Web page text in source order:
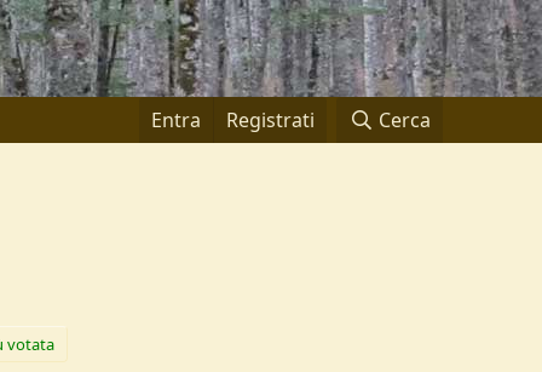
Entra Registrati Cerca
votata